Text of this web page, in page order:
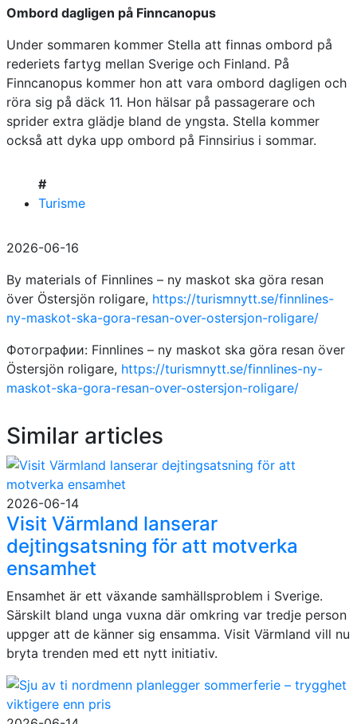
Ombord dagligen på Finncanopus
Under sommaren kommer Stella att finnas ombord på
rederiets fartyg mellan Sverige och Finland. På
Finncanopus kommer hon att vara ombord dagligen och
röra sig på däck 11. Hon hälsar på passagerare och
sprider extra glädje bland de yngsta. Stella kommer
också att dyka upp ombord på Finnsirius i sommar.
#
Turisme
2026-06-16
By materials of Finnlines – ny maskot ska göra resan
över Östersjön roligare, https://turismnytt.se/finnlines-
ny-maskot-ska-gora-resan-over-ostersjon-roligare/
Фотографии: Finnlines – ny maskot ska göra resan över
Östersjön roligare, https://turismnytt.se/finnlines-ny-
maskot-ska-gora-resan-over-ostersjon-roligare/
Similar articles
2026-06-14
Visit Värmland lanserar
dejtingsatsning för att motverka
ensamhet
Ensamhet är ett växande samhällsproblem i Sverige.
Särskilt bland unga vuxna där omkring var tredje person
uppger att de känner sig ensamma. Visit Värmland vill nu
bryta trenden med ett nytt initiativ.